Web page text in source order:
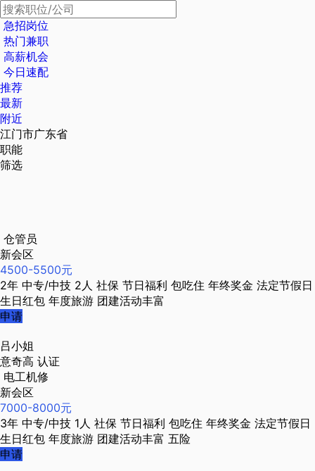
急招岗位
热门兼职
高薪机会
今日速配
推荐
最新
附近
江门市广东省
职能
筛选
仓管员
新会区
4500-5500元
2年 中专/中技 2人 社保 节日福利 包吃住 年终奖金 法定节假日
生日红包 年度旅游 团建活动丰富
申请
吕小姐
意奇高 认证
电工机修
新会区
7000-8000元
3年 中专/中技 1人 社保 节日福利 包吃住 年终奖金 法定节假日
生日红包 年度旅游 团建活动丰富 五险
申请